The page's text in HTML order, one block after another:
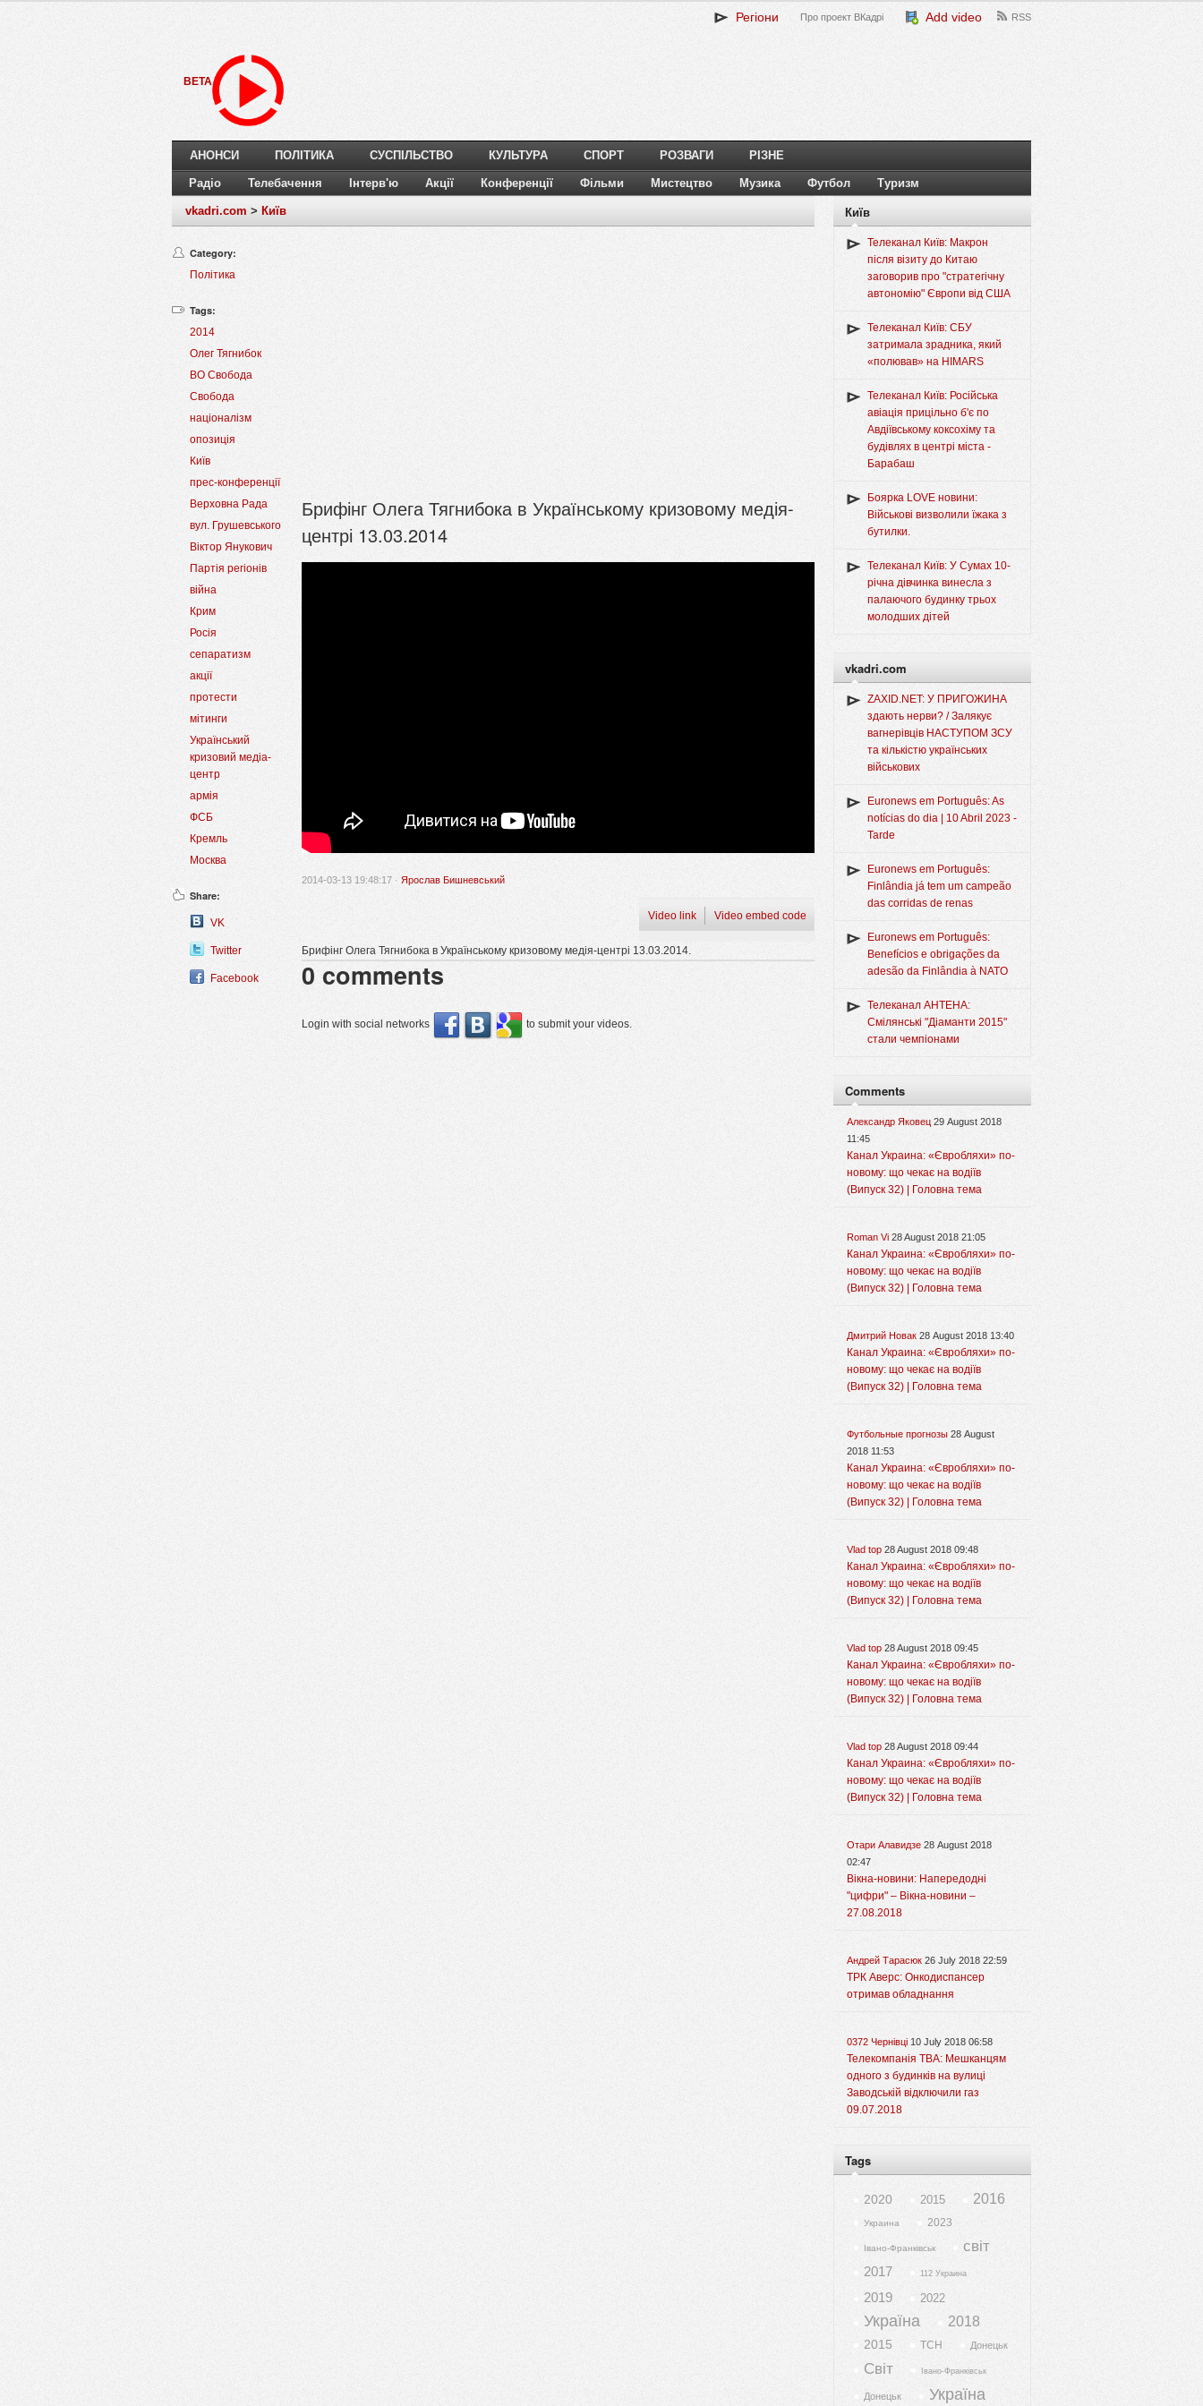
Регіони Про проект ВКадрі Add video RSS
BETA
АНОНСИ ПОЛІТИКА СУСПІЛЬСТВО КУЛЬТУРА СПОРТ РОЗВАГИ РІЗНЕ
Радіо Телебачення Інтерв'ю Акції Конференції Фільми Мистецтво Музика Футбол Туризм
vkadri.com > Київ
Category:
Політика
Tags:
2014
Олег Тягнибок
ВО Свобода
Свобода
націоналізм
опозиція
Київ
прес-конференції
Верховна Рада
вул. Грушевського
Віктор Янукович
Партія регіонів
війна
Крим
Росія
сепаратизм
акції
протести
мітинги
Український
кризовий медіа-
центр
армія
ФСБ
Кремль
Москва
Share:
VK
Twitter
Facebook
Брифінг Олега Тягнибока в Українському кризовому медія-
центрі 13.03.2014
2014-03-13 19:48:17 · Ярослав Бишневський
Video link Video embed code
Брифінг Олега Тягнибока в Українському кризовому медія-центрі 13.03.2014.
0 comments
Login with social networks to submit your videos.
Київ
Телеканал Київ: Макрон
після візиту до Китаю
заговорив про "стратегічну
автономію" Європи від США
Телеканал Київ: СБУ
затримала зрадника, який
«полював» на HIMARS
Телеканал Київ: Російська
авіація прицільно б'є по
Авдіївському коксохіму та
будівлях в центрі міста -
Барабаш
Боярка LOVE новини:
Військові визволили їжака з
бутилки.
Телеканал Київ: У Сумах 10-
річна дівчинка винесла з
палаючого будинку трьох
молодших дітей
vkadri.com
ZAXID.NET: У ПРИГОЖИНА
здають нерви? / Залякує
вагнерівців НАСТУПОМ ЗСУ
та кількістю українських
військових
Euronews em Português: As
notícias do dia | 10 Abril 2023 -
Tarde
Euronews em Português:
Finlândia já tem um campeão
das corridas de renas
Euronews em Português:
Benefícios e obrigações da
adesão da Finlândia à NATO
Телеканал АНТЕНА:
Смілянські "Діаманти 2015"
стали чемпіонами
Comments
Александр Яковец 29 August 2018
11:45
Канал Украина: «Євробляхи» по-
новому: що чекає на водіїв
(Випуск 32) | Головна тема
Roman Vi 28 August 2018 21:05
Канал Украина: «Євробляхи» по-
новому: що чекає на водіїв
(Випуск 32) | Головна тема
Дмитрий Новак 28 August 2018 13:40
Канал Украина: «Євробляхи» по-
новому: що чекає на водіїв
(Випуск 32) | Головна тема
Футбольные прогнозы 28 August
2018 11:53
Канал Украина: «Євробляхи» по-
новому: що чекає на водіїв
(Випуск 32) | Головна тема
Vlad top 28 August 2018 09:48
Канал Украина: «Євробляхи» по-
новому: що чекає на водіїв
(Випуск 32) | Головна тема
Vlad top 28 August 2018 09:45
Канал Украина: «Євробляхи» по-
новому: що чекає на водіїв
(Випуск 32) | Головна тема
Vlad top 28 August 2018 09:44
Канал Украина: «Євробляхи» по-
новому: що чекає на водіїв
(Випуск 32) | Головна тема
Отари Алавидзе 28 August 2018
02:47
Вікна-новини: Напередодні
"цифри" – Вікна-новини –
27.08.2018
Андрей Тарасюк 26 July 2018 22:59
ТРК Аверс: Онкодиспансер
отримав обладнання
0372 Чернівці 10 July 2018 06:58
Телекомпанія ТВА: Мешканцям
одного з будинків на вулиці
Заводській відключили газ
09.07.2018
Tags
2020 2015 2016
Украина 2023
Івано-Франківськ світ
2017 112 Украина
2019 2022
Україна 2018
2015 ТСН Донецьк
Світ Івано-Франківськ
Донецьк Україна